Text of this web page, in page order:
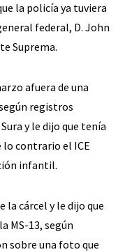
la policía ya tuviera
federal, D. John
Suprema.
afuera de una
registros
y le dijo que tenía
lo contrario el ICE
infantil.
la cárcel y le dijo que
MS-13, según
sobre una foto que